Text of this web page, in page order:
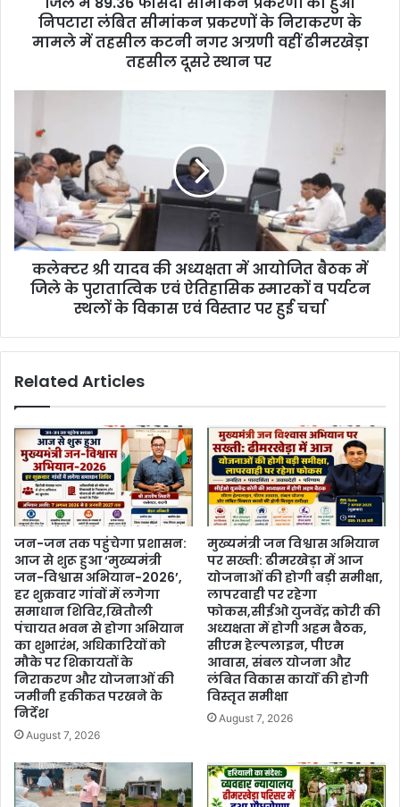
निपटारा लंबित सीमांकन प्रकरणों के निराकरण के
मामले में तहसील कटनी नगर अग्रणी वहीं ढीमरखेड़ा
तहसील दूसरे स्थान पर
कलेक्टर श्री यादव की अध्यक्षता में आयोजित बैठक में
जिले के पुरातात्विक एवं ऐतिहासिक स्मारकों व पर्यटन
स्थलों के विकास एवं विस्तार पर हुई चर्चा
Related Articles
जन-जन तक पहुंचेगा प्रशासन:
आज से शुरू हुआ ‘मुख्यमंत्री
जन-विश्वास अभियान-2026’,
हर शुक्रवार गांवों में लगेगा
समाधान शिविर,खितौली
पंचायत भवन से होगा अभियान
का शुभारंभ, अधिकारियों को
मौके पर शिकायतों के
निराकरण और योजनाओं की
जमीनी हकीकत परखने के
निर्देश
August 7, 2026
मुख्यमंत्री जन विश्वास अभियान
पर सख्ती: ढीमरखेड़ा में आज
योजनाओं की होगी बड़ी समीक्षा,
लापरवाही पर रहेगा
फोकस,सीईओ युजवेंद्र कोरी की
अध्यक्षता में होगी अहम बैठक,
सीएम हेल्पलाइन, पीएम
आवास, संबल योजना और
लंबित विकास कार्यों की होगी
विस्तृत समीक्षा
August 7, 2026